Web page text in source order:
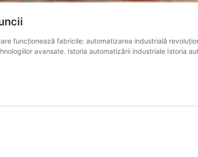
funcționează fabricile: automatizarea industrială
avansate. Istoria automatizării industriale Istoria